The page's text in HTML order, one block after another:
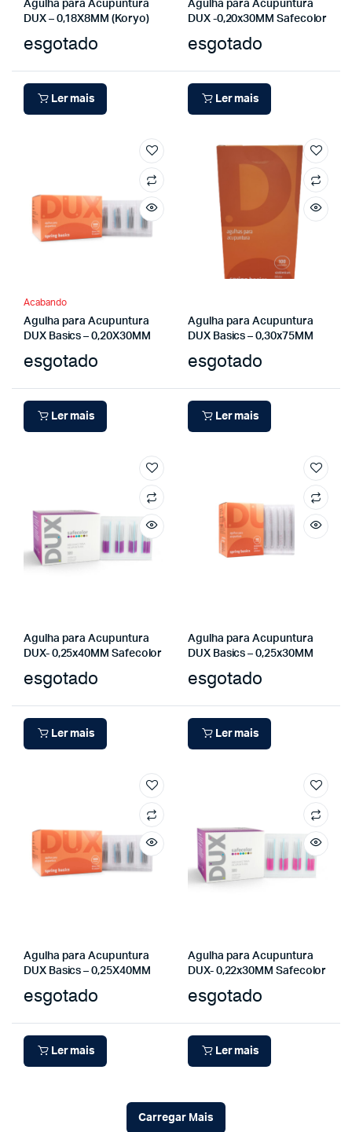
Agulha para Acupuntura
DUX – 0,18X8MM (Koryo)
esgotado
Ler mais
Agulha para Acupuntura
DUX -0,20x30MM Safecolor
esgotado
Ler mais
Agulha para Acupuntura
DUX Basics – 0,20X30MM
esgotado
Acabando
Ler mais
Agulha para Acupuntura
DUX Basics – 0,30x75MM
esgotado
Ler mais
Agulha para Acupuntura
DUX- 0,25x40MM Safecolor
esgotado
Ler mais
Agulha para Acupuntura
DUX Basics – 0,25x30MM
esgotado
Ler mais
Agulha para Acupuntura
DUX Basics – 0,25X40MM
esgotado
Ler mais
Agulha para Acupuntura
DUX- 0,22x30MM Safecolor
esgotado
Ler mais
Carregar Mais